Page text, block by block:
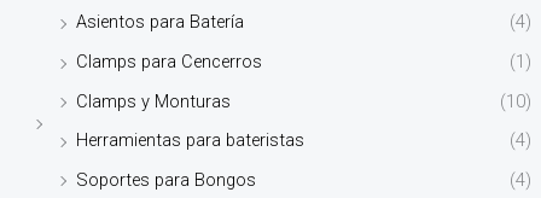
Asientos para Batería
(4)
Clamps para Cencerros
(1)
Clamps y Monturas
(10)
Herramientas para bateristas
(4)
Soportes para Bongos
(4)